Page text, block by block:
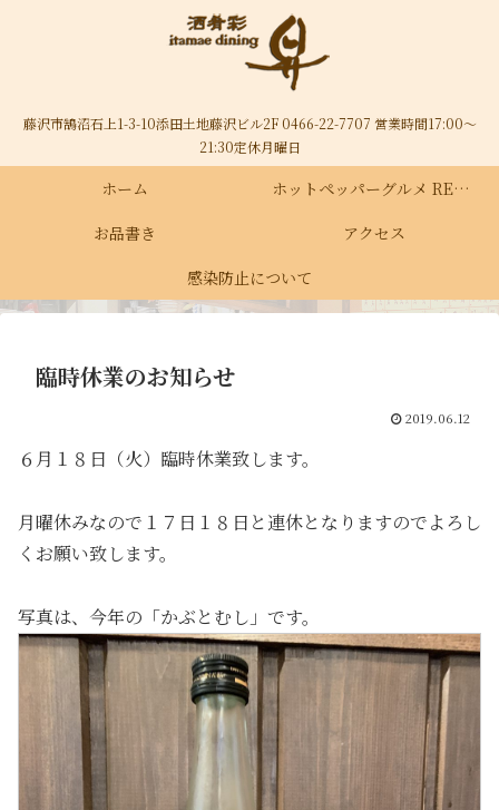
藤沢市鵠沼石上1-3-10添田土地藤沢ビル2F 0466-22-7707 営業時間17:00～
21:30定休月曜日
ホーム
ホットペッパーグルメ RECRUIT
お品書き
アクセス
感染防止について
臨時休業のお知らせ
2019.06.12
６月１８日（火）臨時休業致します。
月曜休みなので１７日１８日と連休となりますのでよろし
くお願い致します。
写真は、今年の「かぶとむし」です。